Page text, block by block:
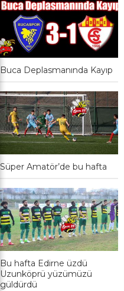
Buca Deplasmanında Kayıp
Süper Amatör’de bu hafta
Bu hafta Edirne üzdü
Uzunköprü yüzümüzü
güldürdü